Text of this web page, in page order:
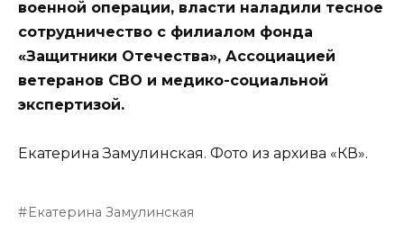
военной операции, власти наладили тесное
сотрудничество с филиалом фонда
«Защитники Отечества», Ассоциацией
ветеранов СВО и медико-социальной
экспертизой.
Екатерина Замулинская. Фото из архива «КВ».
Екатерина Замулинская